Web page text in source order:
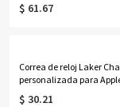
$ 61.67
Correa de reloj Laker
personalizada para
$ 30.21